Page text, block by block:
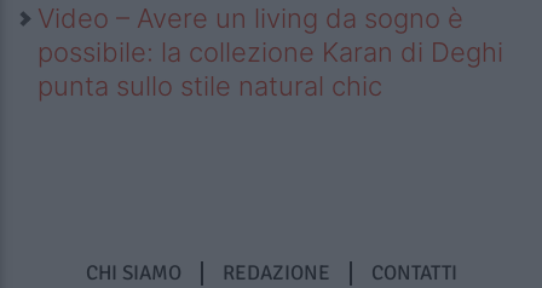
Video – Avere un living da sogno è
possibile: la collezione Karan di Deghi
punta sullo stile natural chic
CHI SIAMO REDAZIONE CONTATTI